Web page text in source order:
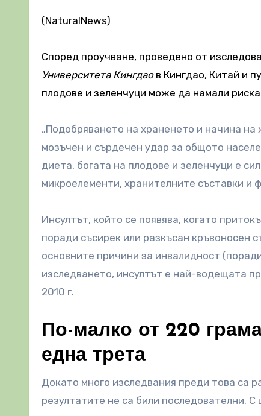
(NaturalNews)
Според проучване, проведено от
Университета Кингдаов Кингдао, Китай и
плодове и зеленчуци може да намали
„Подобряването на храненето и начина
мозъчен и сърдечен удар за общото
диета, богата на плодове и зеленчуци е
микроелементи, хранителните съставки и
Инсултът, който се появява, когато
поради съсирек или разкъсан
основните причини за инвалидност
изследването, инсултът е най-водещата
2010 г.
По-малко от 220
една трета
Докато много изследвания преди това са
резултатите не са били последователни.